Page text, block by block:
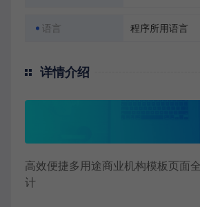
语言 程序所用语言
详情介绍
高效便捷多用途商业机构模板页面
计